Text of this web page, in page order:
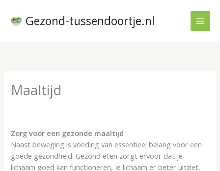
naar
Gezond-tussendoortje.nl
Maaltijd
Zorg voor een gezonde maaltijd
Naast beweging is voeding van essentieel belang voor een
goede gezondheid. Gezond eten zorgt ervoor dat je
lichaam goed kan functioneren, je lichaam er beter uitziet,